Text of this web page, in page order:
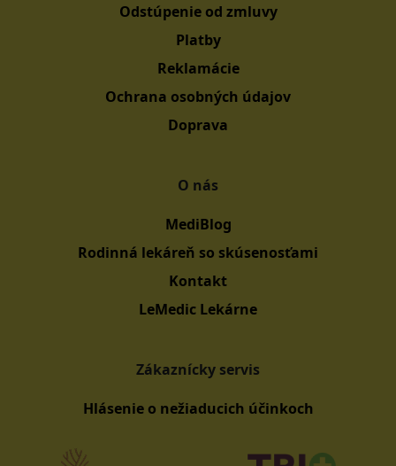
Odstúpenie od zmluvy
Platby
Reklamácie
Ochrana osobných údajov
Doprava
O nás
MediBlog
Rodinná lekáreň so skúsenosťami
Kontakt
LeMedic Lekárne
Zákaznícky servis
Hlásenie o nežiaducich účinkoch